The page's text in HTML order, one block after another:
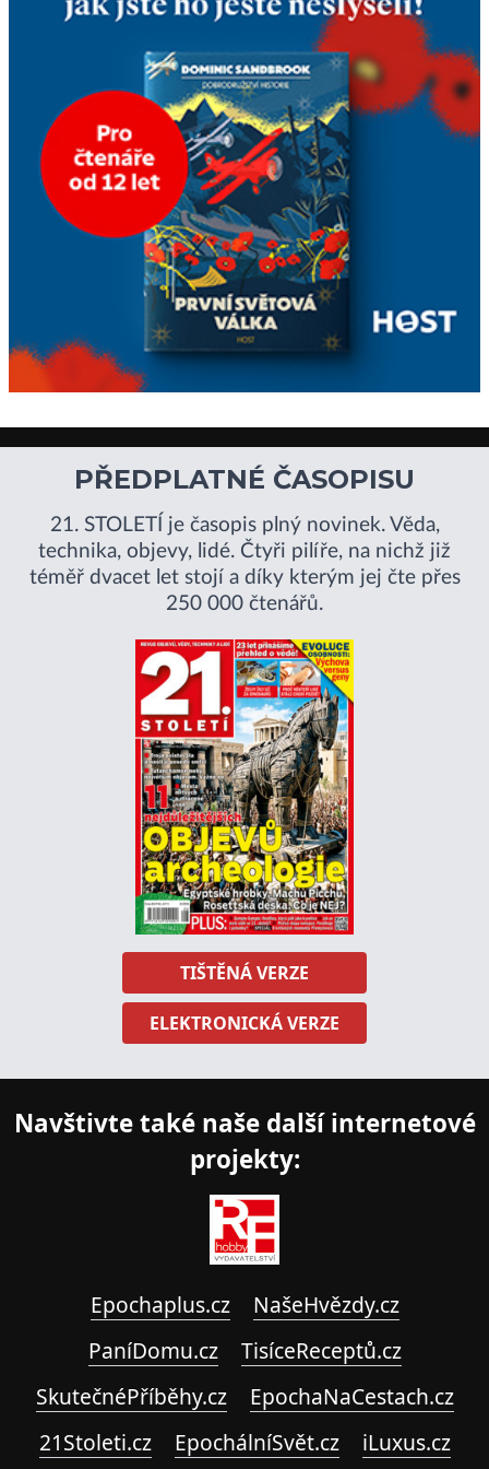
Fakt, že jsou těla dávných
lidí nesmírně dobře
zachovalá, přičítají odborníci
zdejším klimatickým
podmínkám. Sucho,
prosolené písky a extrémně
PŘEDPLATNÉ ČASOPISU
21. STOLETÍ je časopis plný novinek. Věda,
technika, objevy, lidé. Čtyři pilíře, na nichž již
téměř dvacet let stojí a díky kterým jej čte přes
250 000 čtenářů.
TIŠTĚNÁ VERZE
ELEKTRONICKÁ VERZE
Navštivte také naše další internetové
projekty:
Epochaplus.cz
NašeHvězdy.cz
PaníDomu.cz
TisíceReceptů.cz
SkutečnéPříběhy.cz
EpochaNaCestach.cz
21Stoleti.cz
EpochálníSvět.cz iLuxus.cz